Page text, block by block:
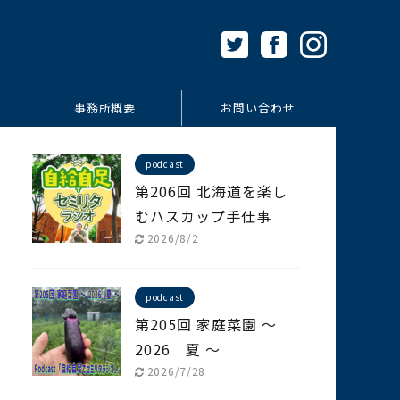
事務所概要 お問い合わせ
podcast
第206回 北海道を楽し
むハスカップ手仕事
2026/8/2
podcast
第205回 家庭菜園 ～
2026 夏 ～
2026/7/28